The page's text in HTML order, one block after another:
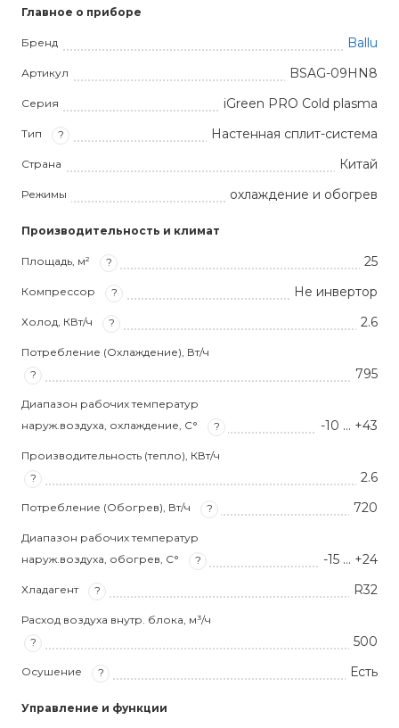
Главное о приборе
Бренд Ballu
Артикул BSAG-09HN8
Серия iGreen PRO Cold plasma
Тип ? Настенная сплит-система
Страна Китай
Режимы охлаждение и обогрев
Производительность и климат
Площадь, м² ? 25
Компрессор ? Не инвертор
Холод, КВт/ч ? 2.6
Потребление (Охлаждение), Вт/ч
?
795
Диапазон рабочих температур
наруж.воздуха, охлаждение, С°
? -10 … +43
Производительность (тепло), КВт/ч
?
2.6
Потребление (Обогрев), Вт/ч ? 720
Диапазон рабочих температур
наруж.воздуха, обогрев, С°
? -15 … +24
Хладагент ? R32
Расход воздуха внутр. блока, м³/ч
?
500
Осушение ? Есть
Управление и функции